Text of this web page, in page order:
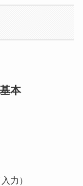
本
力）